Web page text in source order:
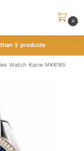
0
than 2 products
Watch Kacie MK6185